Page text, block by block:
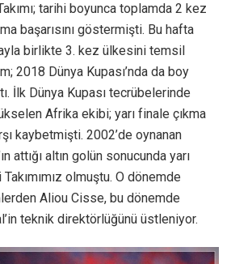
tarihi boyunca toplamda 2 kez
başarısını göstermişti. Bu hafta
birlikte 3. kez ülkesini temsil
2018 Dünya Kupası’nda da boy
İlk Dünya Kupası tecrübelerinde
Afrika ekibi; yarı finale çıkma
kaybetmişti. 2002’de oynanan
attığı altın golün sonucunda yarı
olmuştu. O dönemde
Aliou Cisse, bu dönemde
teknik direktörlüğünü üstleniyor.